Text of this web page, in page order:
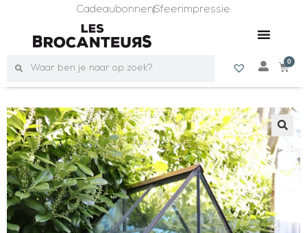
CadeaubonnenSfeerimpressie
0